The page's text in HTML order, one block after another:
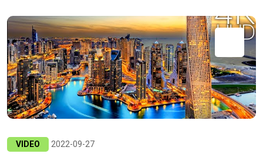
VIDEO 2022-09-27